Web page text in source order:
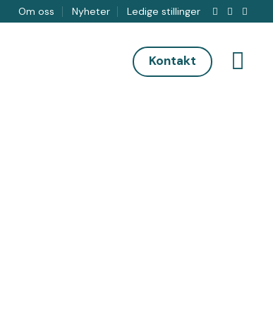
Om oss Nyheter Ledige stillinger
Kontakt